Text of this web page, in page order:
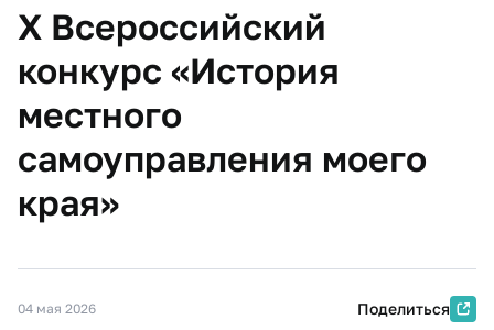
X Всероссийский
конкурс «История
местного
самоуправления моего
края»
04 мая 2026 Поделиться